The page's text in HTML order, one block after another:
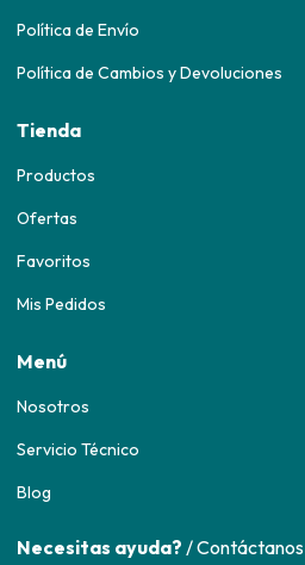
Política de Envío
Política de Cambios y Devoluciones
Tienda
Productos
Ofertas
Favoritos
Mis Pedidos
Menú
Nosotros
Servicio Técnico
Blog
Necesitas ayuda? / Contáctanos